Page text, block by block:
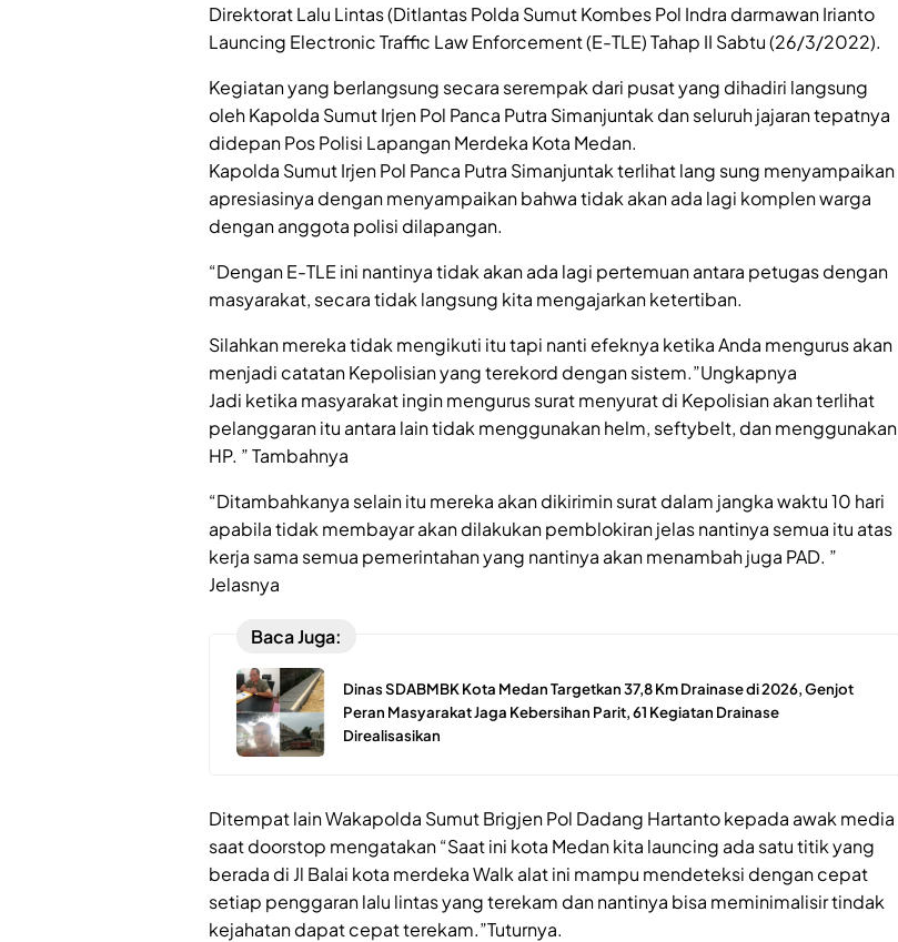
Direktorat Lalu Lintas (Ditlantas Polda Sumut Kombes Pol Indra darmawan Irianto
Launcing Electronic Traffic Law Enforcement (E-TLE) Tahap II Sabtu (26/3/2022).
Kegiatan yang berlangsung secara serempak dari pusat yang dihadiri langsung
oleh Kapolda Sumut Irjen Pol Panca Putra Simanjuntak dan seluruh jajaran tepatnya
didepan Pos Polisi Lapangan Merdeka Kota Medan.
Kapolda Sumut Irjen Pol Panca Putra Simanjuntak terlihat lang sung menyampaikan
apresiasinya dengan menyampaikan bahwa tidak akan ada lagi komplen warga
dengan anggota polisi dilapangan.
“Dengan E-TLE ini nantinya tidak akan ada lagi pertemuan antara petugas dengan
masyarakat, secara tidak langsung kita mengajarkan ketertiban.
Silahkan mereka tidak mengikuti itu tapi nanti efeknya ketika Anda mengurus akan
menjadi catatan Kepolisian yang terekord dengan sistem.”Ungkapnya
Jadi ketika masyarakat ingin mengurus surat menyurat di Kepolisian akan terlihat
pelanggaran itu antara lain tidak menggunakan helm, seftybelt, dan menggunakan
HP. ” Tambahnya
“Ditambahkanya selain itu mereka akan dikirimin surat dalam jangka waktu 10 hari
apabila tidak membayar akan dilakukan pemblokiran jelas nantinya semua itu atas
kerja sama semua pemerintahan yang nantinya akan menambah juga PAD. ”
Jelasnya
Baca Juga:
Dinas SDABMBK Kota Medan Targetkan 37,8 Km Drainase di 2026, Genjot
Peran Masyarakat Jaga Kebersihan Parit, 61 Kegiatan Drainase
Direalisasikan
Ditempat lain Wakapolda Sumut Brigjen Pol Dadang Hartanto kepada awak media
saat doorstop mengatakan “Saat ini kota Medan kita launcing ada satu titik yang
berada di Jl Balai kota merdeka Walk alat ini mampu mendeteksi dengan cepat
setiap penggaran lalu lintas yang terekam dan nantinya bisa meminimalisir tindak
kejahatan dapat cepat terekam.”Tuturnya.